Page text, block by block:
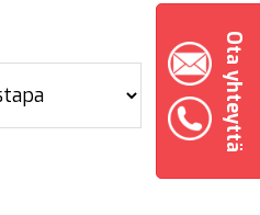
Ota yhteyttä